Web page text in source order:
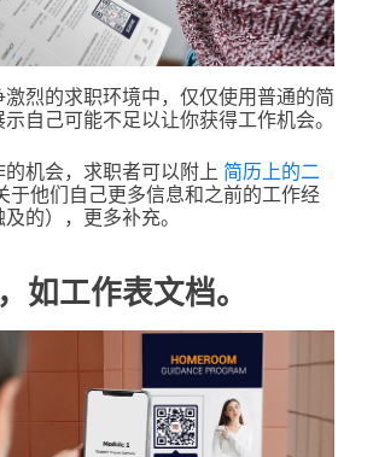
烈的求职环境中，仅仅使用普通的简
自己可能不足以让你获得工作机会。
机会，求职者可以附上 简历上的二
于他们自己更多信息和之前的工作经
的），更多补充。
如工作表文档。